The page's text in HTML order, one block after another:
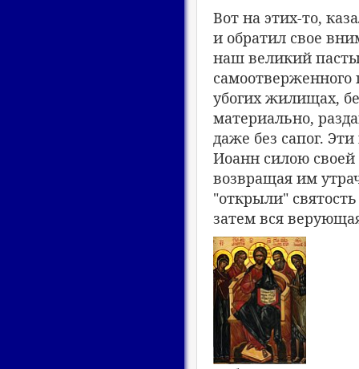
Вот на этих-то,
и обратил свое
наш великий
самоотверженного
убогих жилищах,
материально,
даже без сапог.
Иоанн силою
возвращая им
"открыли"
затем вся